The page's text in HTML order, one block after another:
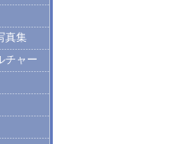
真集
チャー